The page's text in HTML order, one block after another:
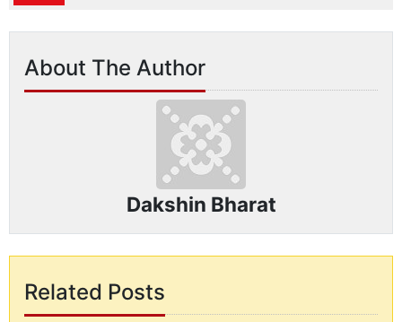
About The Author
Dakshin Bharat
Related Posts